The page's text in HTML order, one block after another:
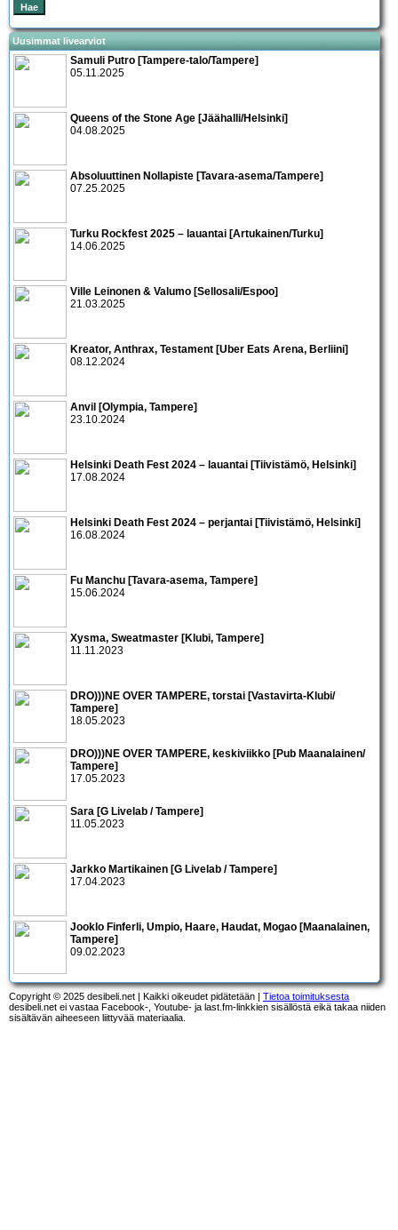
Uusimmat livearviot
Samuli Putro [Tampere-talo/Tampere]
05.11.2025
Queens of the Stone Age [Jäähalli/Helsinki]
04.08.2025
Absoluuttinen Nollapiste [Tavara-asema/Tampere]
07.25.2025
Turku Rockfest 2025 – lauantai [Artukainen/Turku]
14.06.2025
Ville Leinonen & Valumo [Sellosali/Espoo]
21.03.2025
Kreator, Anthrax, Testament [Uber Eats Arena, Berliini]
08.12.2024
Anvil [Olympia, Tampere]
23.10.2024
Helsinki Death Fest 2024 – lauantai [Tiivistämö, Helsinki]
17.08.2024
Helsinki Death Fest 2024 – perjantai [Tiivistämö, Helsinki]
16.08.2024
Fu Manchu [Tavara-asema, Tampere]
15.06.2024
Xysma, Sweatmaster [Klubi, Tampere]
11.11.2023
DRO)))NE OVER TAMPERE, torstai [Vastavirta-Klubi/
Tampere]
18.05.2023
DRO)))NE OVER TAMPERE, keskiviikko [Pub Maanalainen/
Tampere]
17.05.2023
Sara [G Livelab / Tampere]
11.05.2023
Jarkko Martikainen [G Livelab / Tampere]
17.04.2023
Jooklo Finferli, Umpio, Haare, Haudat, Mogao [Maanalainen,
Tampere]
09.02.2023
Copyright © 2025 desibeli.net | Kaikki oikeudet pidätetään | Tietoa toimituksesta
desibeli.net ei vastaa Facebook-, Youtube- ja last.fm-linkkien sisällöstä eikä takaa niiden
sisältävän aiheeseen liittyvää materiaalia.